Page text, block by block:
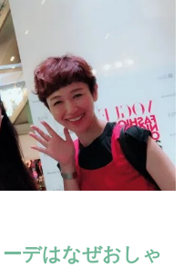
デはなぜおしゃ